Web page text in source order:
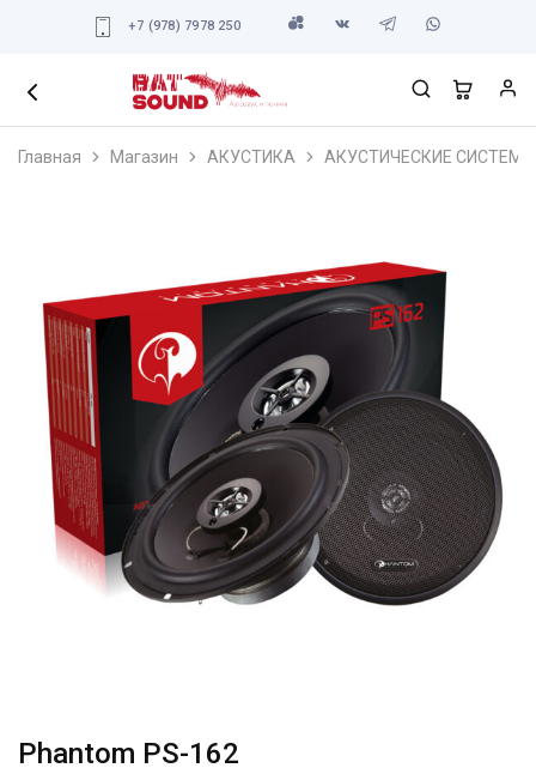
+7 (978) 7978 250
Главная Магазин АКУСТИКА АКУСТИЧЕСКИЕ СИСТЕМЫ
Phantom PS-162